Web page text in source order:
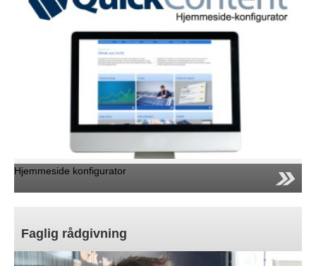
Hjemmeside konfigurator
Faglig rådgivning